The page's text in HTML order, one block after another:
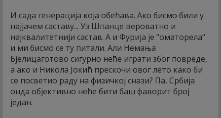
И сада генерација која обећава. Ако бисмо били у
најјачем саставу... Уз Шпанце вероватно и
најквалитетнији састав. А и Фурија је “оматорела“
и ми бисмо се ту питали. Али Немања
Бјелицаготово сигурно неће играти због повреде,
а ако и Никола Јокић прескочи овог лето како би
се посветио раду на физичкој снази? Па, Србија
онда објективно неће бити баш фаворит број
један.